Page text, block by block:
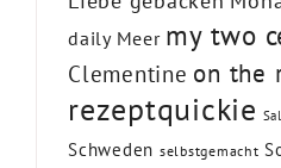
daily Meer my two
Clementine on the
rezeptquickie
Schweden selbstgemacht